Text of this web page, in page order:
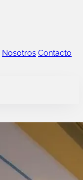
Nosotros Contacto